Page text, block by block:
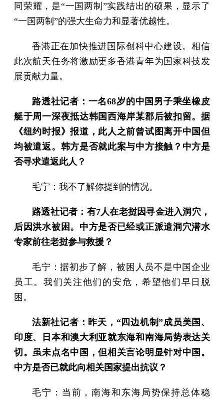
同荣耀，是“一国两制”实践结出的硕果，显示了
“一国两制”的强大生命力和显著优越性。
香港正在加快推进国际创科中心建设。相信
此次航天任务将激励更多香港青年为国家科技发
展贡献力量。
路透社记者：一名68岁的中国男子乘坐橡皮
艇于周一深夜抵达韩国西海岸某郡后被扣留。据
《纽约时报》报道，此人之前曾试图离开中国但
均被遣返。韩方是否就此案与中方接触？中方是
否寻求遣返此人？
毛宁：我不了解你提到的情况。
路透社记者：有7人在老挝因寻金进入洞穴，
后因洪水被困。中方是否已经或正派遣洞穴潜水
专家前往老挝参与救援？
毛宁：据初步了解，被困人员不是中国企业
员工。我们关注他们的安危，希望他们早日脱
困。
法新社记者：昨天，“四边机制”成员美国、
印度、日本和澳大利亚就东海和南海局势表达关
切。虽未点名中国，但相关言论明显针对中国。
中方是否已就此向相关国家提出抗议？
毛宁：当前，南海和东海局势保持总体稳